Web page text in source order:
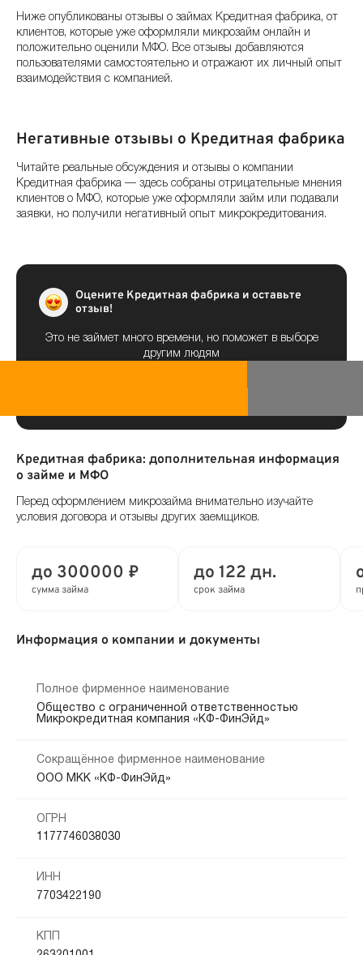
Ниже опубликованы отзывы о займах Кредитная фабрика, от
клиентов, которые уже оформляли микрозайм онлайн и
положительно оценили МФО. Все отзывы добавляются
пользователями самостоятельно и отражают их личный опыт
взаимодействия с компанией.
Негативные отзывы о Кредитная фабрика
Читайте реальные обсуждения и отзывы о компании
Кредитная фабрика — здесь собраны отрицательные мнения
клиентов о МФО, которые уже оформляли займ или подавали
заявки, но получили негативный опыт микрокредитования.
Оцените Кредитная фабрика и оставьте
отзыв!
Это не займет много времени, но поможет в выборе
другим людям
Кредитная фабрика: дополнительная информация
о займе и МФО
Перед оформлением микрозайма внимательно изучайте
условия договора и отзывы других заемщиков.
до 300000 ₽
сумма займа
до 122 дн.
срок займа
Информация о компании и документы
Полное фирменное наименование
Общество с ограниченной ответственностью
Микрокредитная компания «КФ-ФинЭйд»
Сокращённое фирменное наименование
ООО МКК «КФ-ФинЭйд»
ОГРН
1177746038030
ИНН
7703422190
КПП